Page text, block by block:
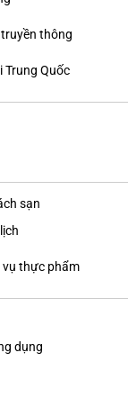
thông
Quốc
sạn
thực phẩm
dụng